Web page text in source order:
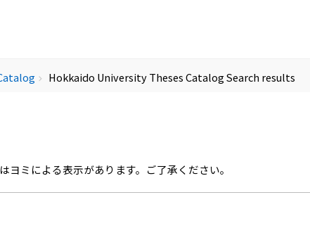
chevron_right Hokkaido University Theses Catalog Search results
ミによる表示があります。ご了承ください。